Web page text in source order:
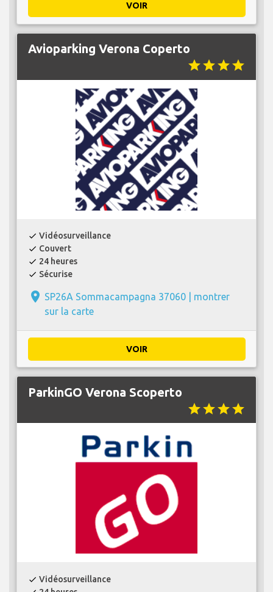
VOIR
Avioparking Verona Coperto
starstarstarstar
check Vidéosurveillance
check Couvert
check 24 heures
check Sécurise
place SP26A Sommacampagna 37060 | montrer
sur la carte
VOIR
ParkinGO Verona Scoperto
starstarstarstar
check Vidéosurveillance